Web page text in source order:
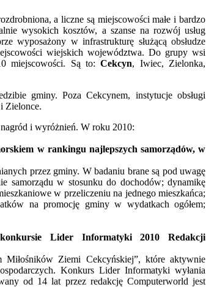
a liczne są miejscowości małe i bardzo
wysokich kosztów, a szanse na rozwój usług
wyposażony w infrastrukturę służącą obsłudze
wiejskich województwa. Do grupy wsi
miejscowości. Są to:Cekcyn, Iwiec, Zielonka,
gminy. Poza Cekcynem, instytucje obsługi
Zielonce.
i wyróżnień. W roku 2010:
w rankingu najlepszych samorządów, w
przez gminy. W badaniu brane są pod uwagę
samorządu w stosunku do dochodów; dynamikę
w przeliczeniu na jednego mieszkańca;
na promocję gminy w wydatkach ogółem;
Lider Informatyki 2010 Redakcji
Ziemi Cekcyńskiej”, które aktywnie
Konkurs Lider Informatyki wyłania
od 14 lat przez redakcję Computerworld jest